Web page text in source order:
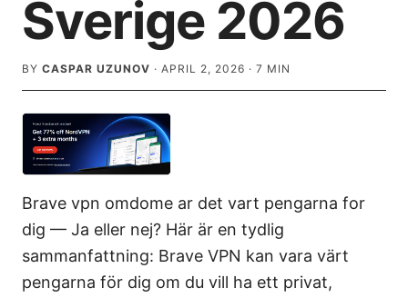
Sverige 2026
BY CASPAR UZUNOV · APRIL 2, 2026 · 7 MIN
Brave vpn omdome ar det vart pengarna for
dig — Ja eller nej? Här är en tydlig
sammanfattning: Brave VPN kan vara värt
pengarna för dig om du vill ha ett privat,